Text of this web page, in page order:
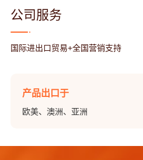
公司服务
国际进出口贸易+全国营销支持
产品出口于
欧美、澳洲、亚洲